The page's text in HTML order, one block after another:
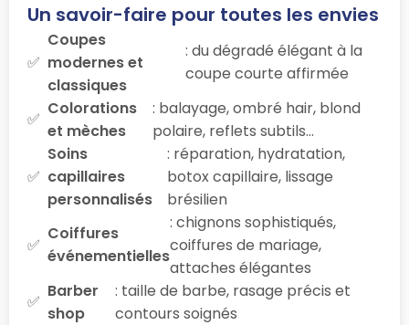
Un savoir-faire pour toutes les envies
Coupes
modernes et
classiques
: du dégradé élégant à la
coupe courte affirmée
Colorations
et mèches
: balayage, ombré hair, blond
polaire, reflets subtils…
Soins
capillaires
personnalisés
: réparation, hydratation,
botox capillaire, lissage
brésilien
Coiffures
événementielles
: chignons sophistiqués,
coiffures de mariage,
attaches élégantes
Barber
shop
: taille de barbe, rasage précis et
contours soignés